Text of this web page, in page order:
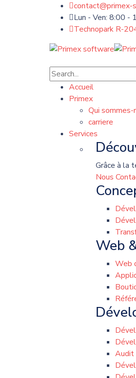
contact@primex-
Lun - Ven: 8:00 -
Technopark R-
Accueil
Primex
Qui sommes-
carriere
Services
Grâce à la
Nous
Web
Web
Audit